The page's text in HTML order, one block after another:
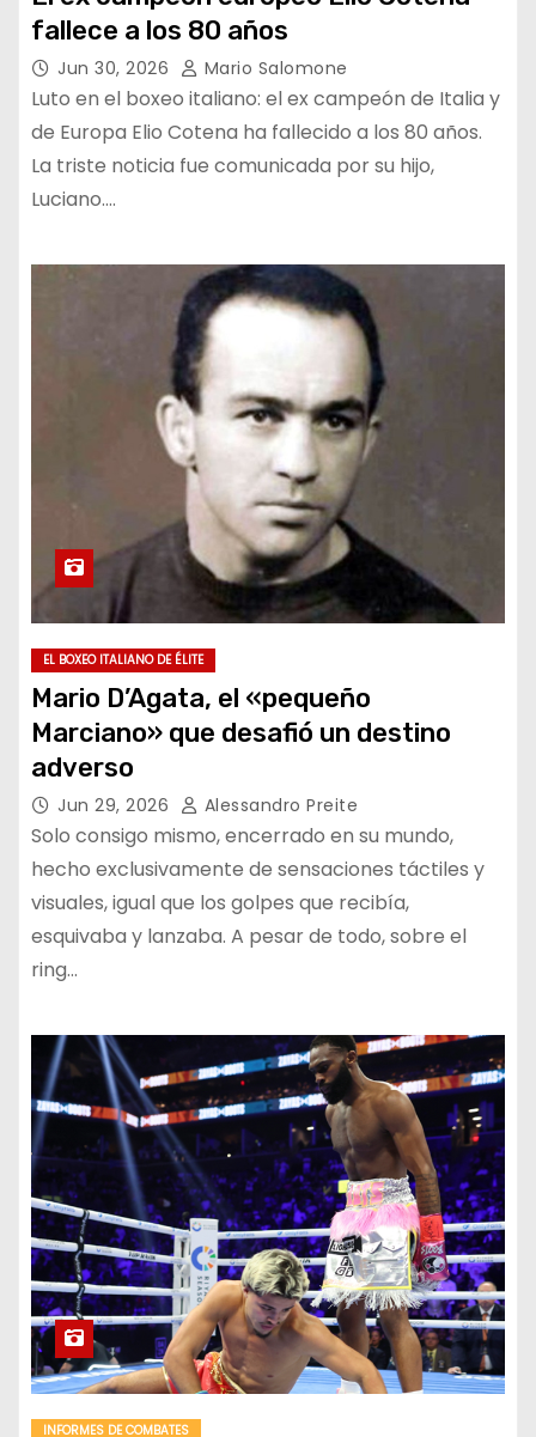
fallece a los 80 años
Jun 30, 2026 Mario Salomone
Luto en el boxeo italiano: el ex campeón de Italia y
de Europa Elio Cotena ha fallecido a los 80 años.
La triste noticia fue comunicada por su hijo,
Luciano.…
EL BOXEO ITALIANO DE ÉLITE
Mario D’Agata, el «pequeño
Marciano» que desafió un destino
adverso
Jun 29, 2026 Alessandro Preite
Solo consigo mismo, encerrado en su mundo,
hecho exclusivamente de sensaciones táctiles y
visuales, igual que los golpes que recibía,
esquivaba y lanzaba. A pesar de todo, sobre el
ring…
INFORMES DE COMBATES